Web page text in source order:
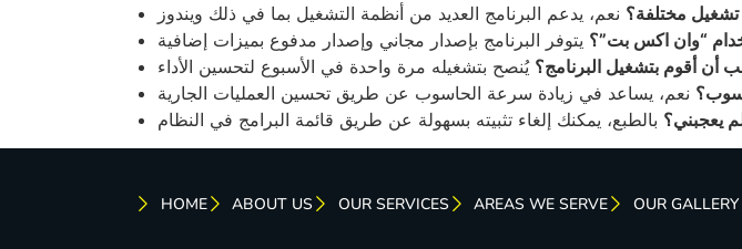
مختلفة؟
“وان اكس بت”؟
أن أقوم بتشغيل البرنامج؟
يعجبني؟
HOME ABOUT US OUR SERVICES AREAS WE SERVE OUR GALLERY